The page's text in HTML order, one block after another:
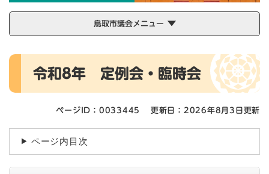
鳥取市議会メニュー
本
令和8年 定例会・臨時会
ページID：0033445 更新日：2026年8月3日更新
ページ内目次